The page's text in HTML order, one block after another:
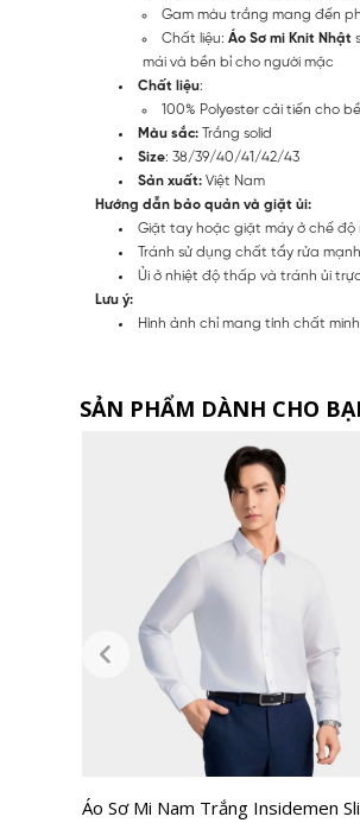
Gam màu trắng mang đến
Chất liệu: Áo Sơ mi Knit Nhật
mái và bền bỉ cho người mặc
Chất liệu:
100% Polyester cải tiến cho
Màu sắc: Trắng solid
Size: 38/39/40/41/42/43
Sản xuất: Việt Nam
Hướng dẫn bảo quản và giặt ủi:
Giặt tay hoặc giặt máy ở chế độ
Tránh sử dụng chất tẩy rửa
Ủi ở nhiệt độ thấp và tránh ủi
Lưu ý:
Hình ảnh chỉ mang tính chất
SẢN PHẨM DÀNH CHO
Áo Sơ Mi Nam Trắng Insidemen